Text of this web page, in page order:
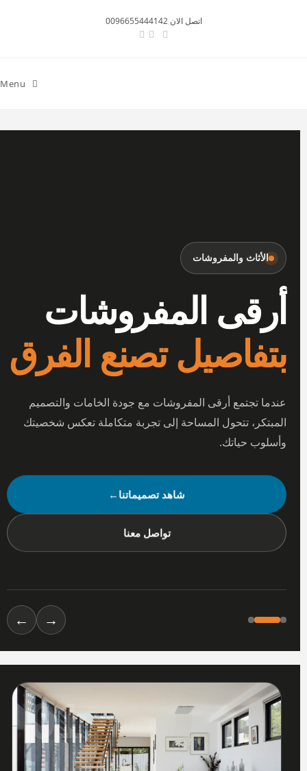
اتصل الان 0096655444142
Menu
الأثاث والمفروشات
أرقى المفروشات
بتفاصيل تصنع الفرق
عندما تجتمع أرقى المفروشات مع جودة الخامات والتصميم
المبتكر، تتحول المساحة إلى تجربة متكاملة تعكس شخصيتك
وأسلوب حياتك.
شاهد تصميماتنا←
تواصل معنا
→
←
01